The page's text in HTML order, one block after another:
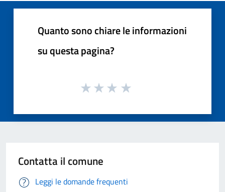
Quanto sono chiare le informazioni
su questa pagina?
Contatta il comune
Leggi le domande frequenti